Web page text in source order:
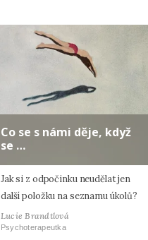
Co se s námi děje, když
se …
Jak si z odpočinku neudělat jen
další položku na seznamu úkolů?
Lucie Brandtlová
Psychoterapeutka